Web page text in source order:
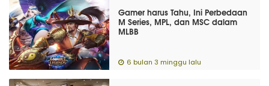
Gamer harus Tahu, Ini Perbedaan
M Series, MPL, dan MSC dalam
MLBB
6 bulan 3 minggu lalu